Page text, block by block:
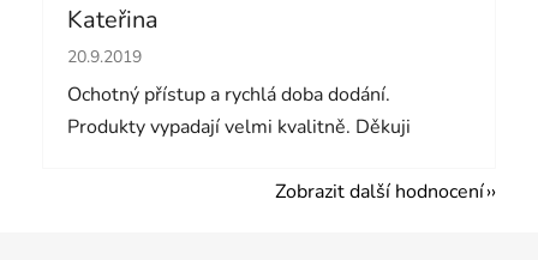
Kateřina
Hodnocení obchodu je 5 z 5 hvězdiček.
20.9.2019
Ochotný přístup a rychlá doba dodání.
Produkty vypadají velmi kvalitně. Děkuji
Zobrazit další hodnocení